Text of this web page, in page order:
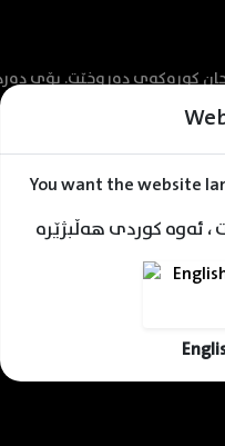
You want the website
ئەوە کوردی هەڵبژێرە
کوڕەکەی دەڕوخێت. بۆی
و چەک، ئەمەش